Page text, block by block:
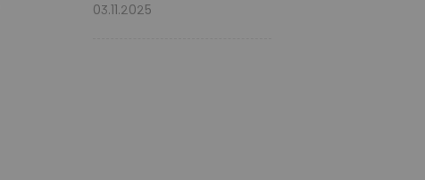
Die besten Standing
03.11.2025